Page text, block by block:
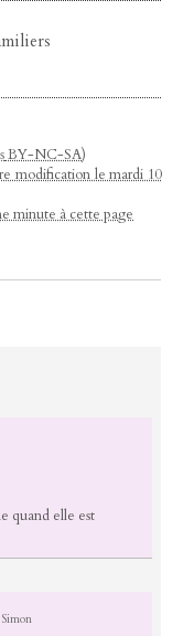
BY-NC-SA)
modification le mardi 10
minute à cette page
quand elle est